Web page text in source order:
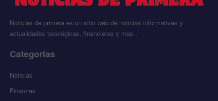
Noticias de primera es un sitio web de noticias informativas y
actualidades tecológicas, financieras y mas..
Categorias
Noticias
Finanzas